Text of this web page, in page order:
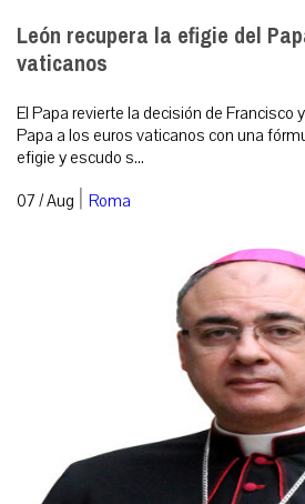
León recupera la efigie del
vaticanos
El Papa revierte la decisión de Francisco
Papa a los euros vaticanos con una
efigie y escudo s...
07 / Aug | Roma